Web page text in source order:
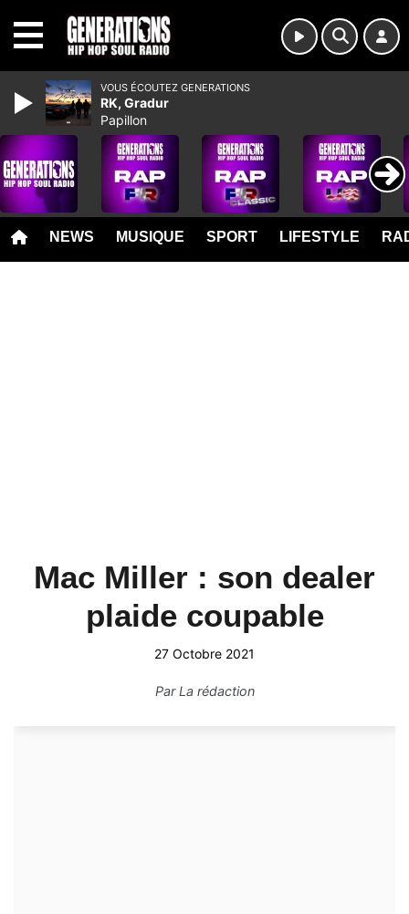
NEWS MUSIQUE SPORT LIFESTYLE
Mac Miller : son dealer
plaide coupable
27 Octobre 2021
ParLa rédaction
VOUS ÉCOUTEZ GENERATIONS
RK, Gradur
Papillon